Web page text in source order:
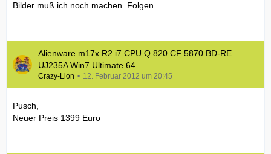
Bilder muß ich noch machen. Folgen
Alienware m17x R2 i7 CPU Q 820 CF 5870 BD-RE
UJ235A Win7 Ultimate 64
Crazy-Lion 12. Februar 2012 um 20:45
Pusch,
Neuer Preis 1399 Euro